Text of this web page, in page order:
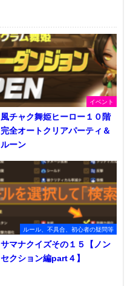
イベント
風チャク舞姫ヒーロー１０階
完全オートクリアパーティ＆
ルーン
ルール、不具合、初心者の疑問等
サマナクイズその１５【ノン
セクション編part４】